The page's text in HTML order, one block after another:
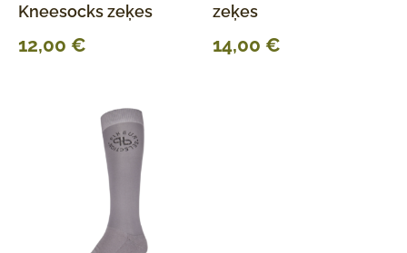
Kneesocks zeķes
12,00 €
zeķes
14,00 €